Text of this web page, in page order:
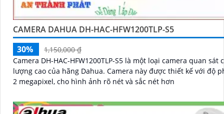
CAMERA DAHUA DH-HAC-HFW1200TLP-S5
30%
1,150,000 ₫
Camera DH-HAC-HFW1200TLP-S5 là một loại camera quan sát
lượng cao của hãng Dahua. Camera này được thiết kế với độ phân giải
2 megapixel, cho hình ảnh rõ nét và sắc nét hơn